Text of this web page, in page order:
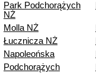
Park Podchorążych
NŻ
Molla NŻ
Łucznicza NŻ
Napoleońska
Podchorążych